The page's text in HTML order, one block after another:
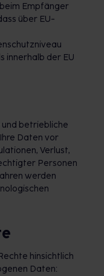
Empfänger
über EU-
innerhalb der EU
betriebliche
Daten vor
Verlust,
Personen
werden
hinsichtlich
Daten: